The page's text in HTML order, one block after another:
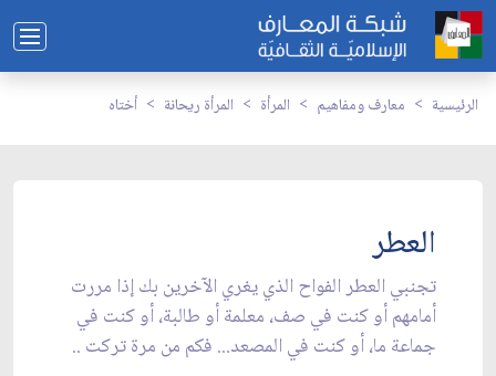
الرئيسية معارف ومفاهيم المرأة المرأة ريحانة أختاه
العطر
تجنبي العطر الفواح الذي يغري الآخرين بك إذا مررت
أمامهم أو كنت في صف، معلمة أو طالبة، أو كنت في
جماعة ما، أو كنت في المصعد... فكم من مرة تركت ..